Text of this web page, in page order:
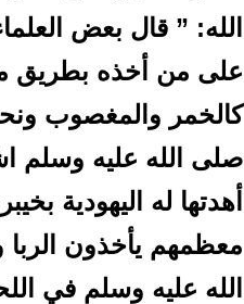
الله: ” قال بعض
على من أخذه بطريق
كالخمر والمغصوب
صلى الله عليه وسلم
أهدتها له اليهودية
معظمهم يأخذون
الله عليه وسلم في
كتاب